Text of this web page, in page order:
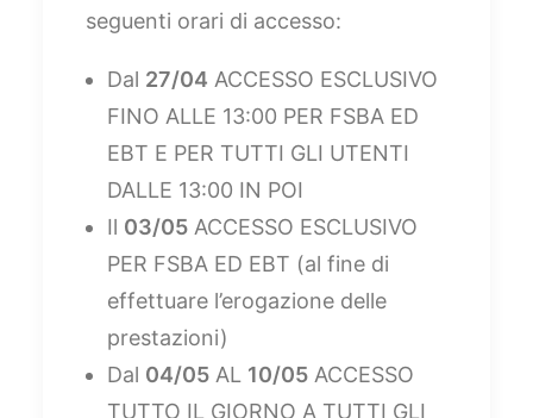
seguenti orari di accesso:
Dal 27/04 ACCESSO ESCLUSIVO
FINO ALLE 13:00 PER FSBA ED
EBT E PER TUTTI GLI UTENTI
DALLE 13:00 IN POI
Il 03/05 ACCESSO ESCLUSIVO
PER FSBA ED EBT (al fine di
effettuare l’erogazione delle
prestazioni)
Dal 04/05 AL 10/05 ACCESSO
TUTTO IL GIORNO A TUTTI GLI